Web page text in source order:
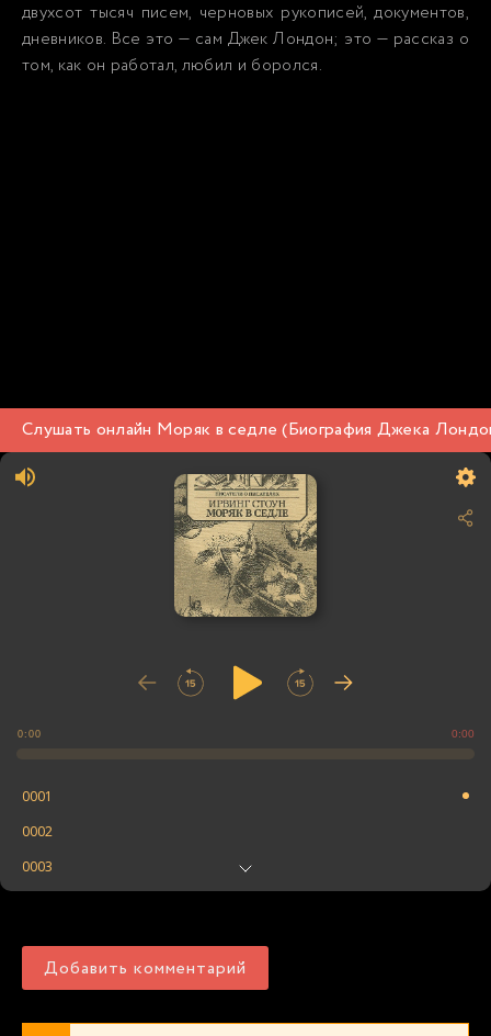
двухсот тысяч писем, черновых рукописей, документов,
дневников. Все это — сам Джек Лондон; это — рассказ о
том, как он работал, любил и боролся.
Слушать онлайн Моряк в седле (Биография Джека
0:00 0:00
0001
0002
0003
0006Добавить комментарий